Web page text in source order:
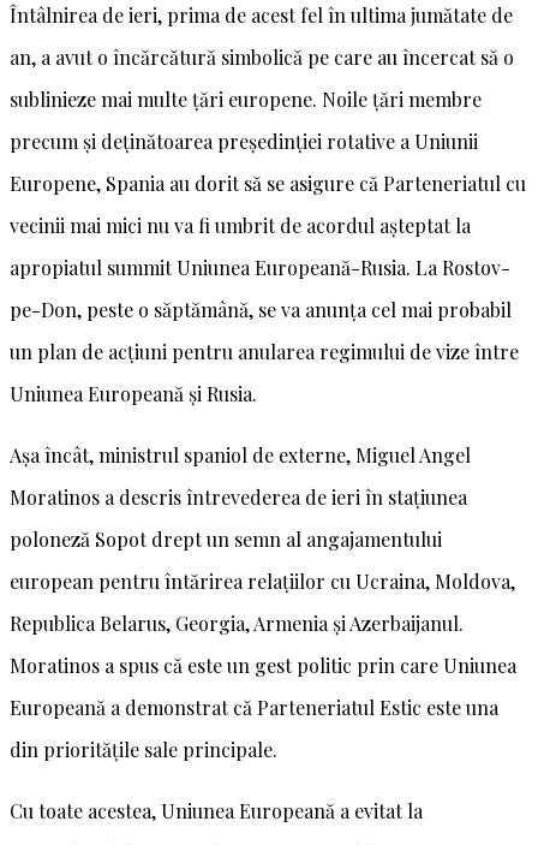
Întâlnirea de ieri, prima de acest fel în ultima jumătate de
an, a avut o încărcătură simbolică pe care au încercat să o
sublinieze mai multe țări europene. Noile țări membre
precum și deținătoarea președinției rotative a Uniunii
Europene, Spania au dorit să se asigure că Parteneriatul cu
vecinii mai mici nu va fi umbrit de acordul așteptat la
apropiatul summit Uniunea Europeană-Rusia. La Rostov-
pe-Don, peste o săptămână, se va anunța cel mai probabil
un plan de acțiuni pentru anularea regimului de vize între
Uniunea Europeană și Rusia.
Așa încât, ministrul spaniol de externe, Miguel Angel
Moratinos a descris întrevederea de ieri în stațiunea
poloneză Sopot drept un semn al angajamentului
european pentru întărirea relațiilor cu Ucraina, Moldova,
Republica Belarus, Georgia, Armenia și Azerbaijanul.
Moratinos a spus că este un gest politic prin care Uniunea
Europeană a demonstrat că Parteneriatul Estic este una
din prioritățile sale principale.
Cu toate acestea, Uniunea Europeană a evitat la